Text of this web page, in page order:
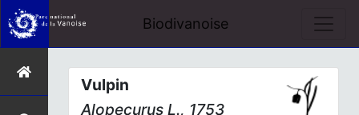
Biodivanoise
Vulpin
Alopecurus L., 1753